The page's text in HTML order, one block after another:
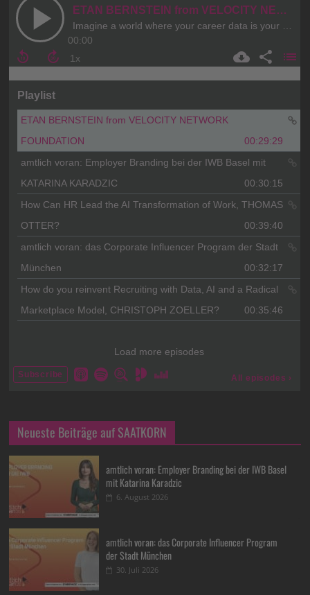
Neueste Beiträge auf SAATKORN
amtlich voran: Employer Branding bei der IWB Basel
mit Katarina Karadzic
6. August 2026
amtlich voran: das Corporate Influencer Program
der Stadt München
30. Juli 2026